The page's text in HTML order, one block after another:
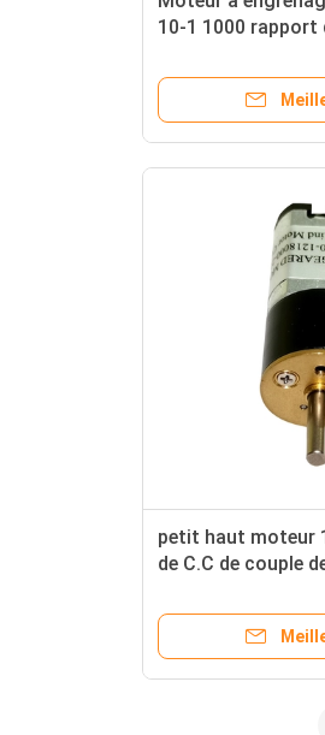
10-1 1000 rapport
de marche 1,9 Nm
petit haut moteur
de C.C de couple